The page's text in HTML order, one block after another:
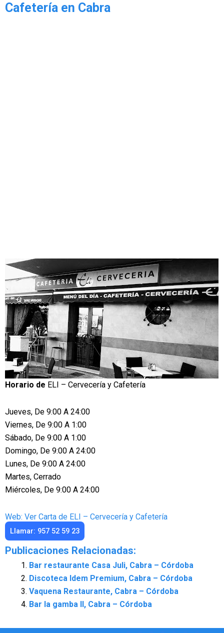
Cafetería en Cabra
Horario de ELI – Cervecería y Cafetería
Jueves, De 9:00 A 24:00
Viernes, De 9:00 A 1:00
Sábado, De 9:00 A 1:00
Domingo, De 9:00 A 24:00
Lunes, De 9:00 A 24:00
Martes, Cerrado
Miércoles, De 9:00 A 24:00
Web: Ver Carta de ELI – Cervecería y Cafetería
Llamar: 957 52 59 23
Publicaciones Relacionadas:
Bar restaurante Casa Juli, Cabra – Córdoba
Discoteca Idem Premium, Cabra – Córdoba
Vaquena Restaurante, Cabra – Córdoba
Bar la gamba II, Cabra – Córdoba